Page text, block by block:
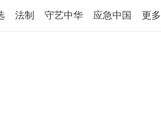
法制 守艺中华 应急中国 更多